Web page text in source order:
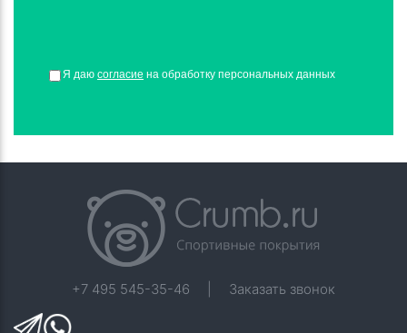
Я даю согласие на обработку персональных данных
+7 495 545-35-46 Заказать звонок